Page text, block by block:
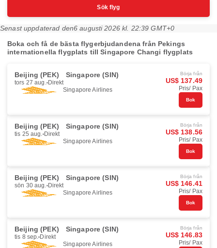
Sök flyg
Senast uppdaterad den6 augusti 2026 kl. 22:39 GMT+0
Boka och få de bästa flygerbjudandena från Pekings
internationella flygplats till Singapore Changi flygplats
Beijing (PEK) Singapore (SIN)
tors 27 aug. Direkt
Singapore Airlines
Börja från
US$ 137.49
Pris/ Pax
Bok
Beijing (PEK) Singapore (SIN)
tis 25 aug. Direkt
Singapore Airlines
Börja från
US$ 138.56
Pris/ Pax
Bok
Beijing (PEK) Singapore (SIN)
sön 30 aug. Direkt
Singapore Airlines
Börja från
US$ 146.41
Pris/ Pax
Bok
Beijing (PEK) Singapore (SIN)
tis 8 sep. Direkt
Singapore Airlines
Börja från
US$ 146.83
Pris/ Pax